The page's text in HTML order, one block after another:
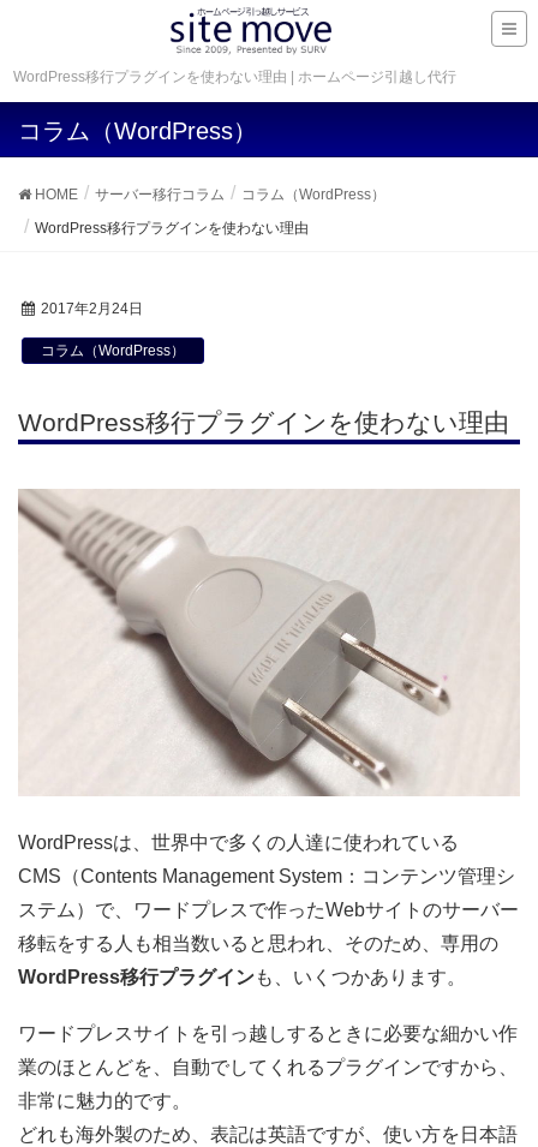
WordPress移行プラグインを使わない理由 | ホームページ引越し代行
コラム（WordPress）
HOME サーバー移行コラム
コラム（WordPress）
WordPress移行プラグインを使わない理由
2017年2月24日
コラム（WordPress）
WordPress移行プラグインを使わない理由
WordPressは、世界中で多くの人達に使われている
CMS（Contents Management System：コンテンツ管理シ
ステム）で、ワードプレスで作ったWebサイトのサーバー
移転をする人も相当数いると思われ、そのため、専用の
WordPress移行プラグインも、いくつかあります。
ワードプレスサイトを引っ越しするときに必要な細かい作
業のほとんどを、自動でしてくれるプラグインですから、
非常に魅力的です。
どれも海外製のため、表記は英語ですが、使い方を日本語